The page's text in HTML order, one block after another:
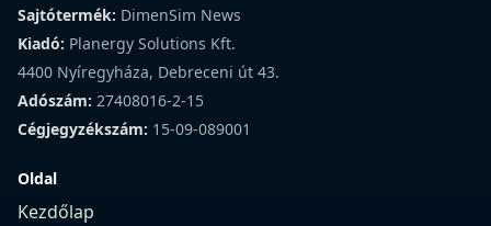
Sajtótermék: DimenSim News
Kiadó: Planergy Solutions Kft.
4400 Nyíregyháza, Debreceni út 43.
Adószám: 27408016-2-15
Cégjegyzékszám: 15-09-089001
Oldal
Kezdőlap